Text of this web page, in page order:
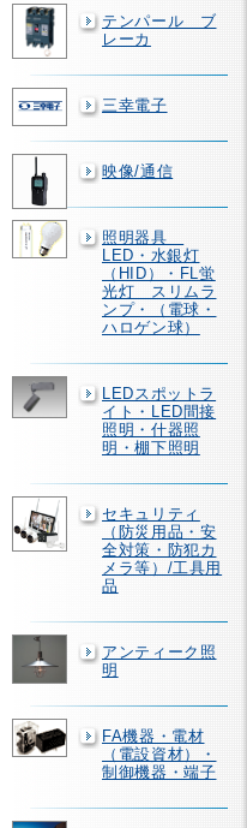
テンパール ブ
レーカ
三幸電子
映像/通信
照明器具
LED・水銀灯
（HID）・FL蛍
光灯 スリムラ
ンプ・（電球・
ハロゲン球）
LEDスポットラ
イト・LED間接
照明・什器照
明・棚下照明
セキュリティ
（防災用品・安
全対策・防犯カ
メラ等）/工具用
品
アンティーク照
明
FA機器・電材
（電設資材）・
制御機器・端子